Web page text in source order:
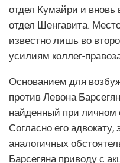
отдел Кумайри и
отдел Шенгавита.
известно лишь во
усилиям коллег-
Основанием для
против Левона
найденный при личном
Согласно его адвокату,
аналогичных
Барсегяна приводу с